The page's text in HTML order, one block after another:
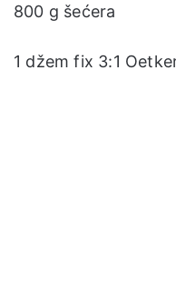
800 g šećera
1 džem fix 3:1